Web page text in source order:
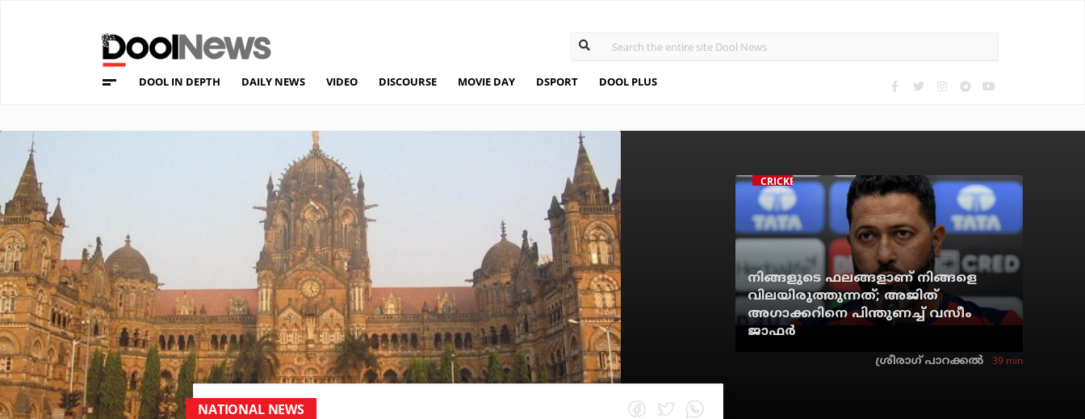
DOOL IN DEPTH DAILY NEWS VIDEO DISCOURSE MOVIE DAY DSPORT DOOL PLUS
CRICKET
നിങ്ങളുടെ ഫലങ്ങളാണ് നിങ്ങളെ
വിലയിരുത്തുന്നത്; അജിത്
അഗാക്കറിനെ പിന്തുണച്ച് വസീം
ജാഫര്‍
ശ്രീരാഗ് പാറക്കല്‍ 39 min
NATIONAL NEWS